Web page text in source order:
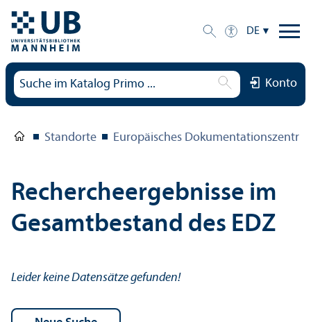
DE
Konto
Standorte Europäisches
Rechercheergebnisse im
Gesamtbestand des EDZ
Leider keine Datensätze gefunden!